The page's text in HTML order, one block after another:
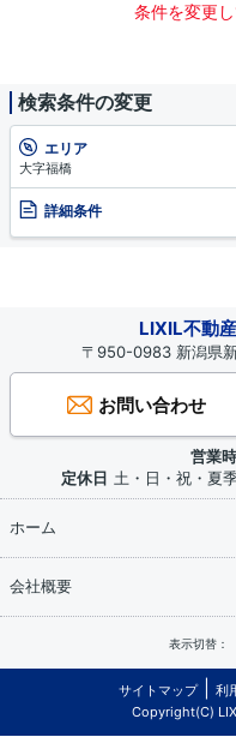
条件を変更
検索条件の変更
エリア
大字福橋
詳細条件
LIXIL不動
〒950-0983 新潟県
お問い合わせ
営業
定休日 土・日・祝・夏
ホーム
会社概要
表示切替：
サイトマップ 利
Copyright(C)